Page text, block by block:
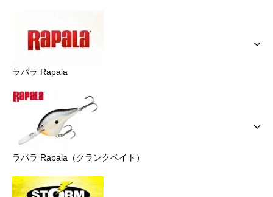
ラパラ Rapala
ラパラ Rapala（クランクベイト）